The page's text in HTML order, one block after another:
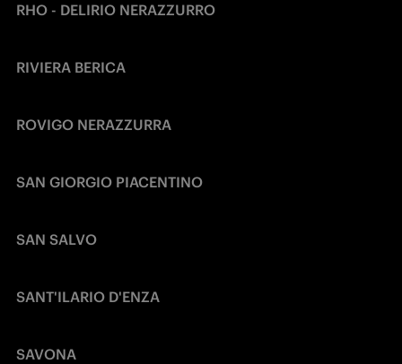
RHO - DELIRIO NERAZZURRO
RIVIERA BERICA
ROVIGO NERAZZURRA
SAN GIORGIO PIACENTINO
SAN SALVO
SANT'ILARIO D'ENZA
SAVONA